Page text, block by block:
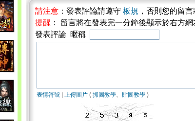
請注意 ：發表評論請遵守 板規 ，否則您的留言
提醒 ： 留言將在發表完一分鐘後顯示於右方
發表評論 暱稱
表情符號 上傳圖片 ( 抓圖教學、 貼圖教學 )